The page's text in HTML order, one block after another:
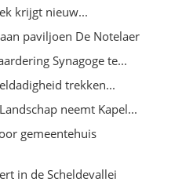
krijgt nieuw...
paviljoen De Notelaer
Synagoge te...
trekken...
neemt Kapel...
gemeentehuis
in de Scheldevallei